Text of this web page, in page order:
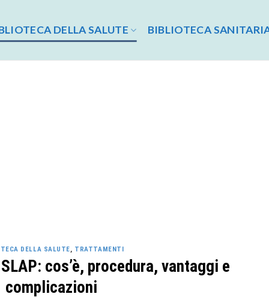
DELLA SALUTE BIBLIOTECA
DELLA SALUTE, TRATTAMENTI
cos’è, procedura, vantaggi e
complicazioni